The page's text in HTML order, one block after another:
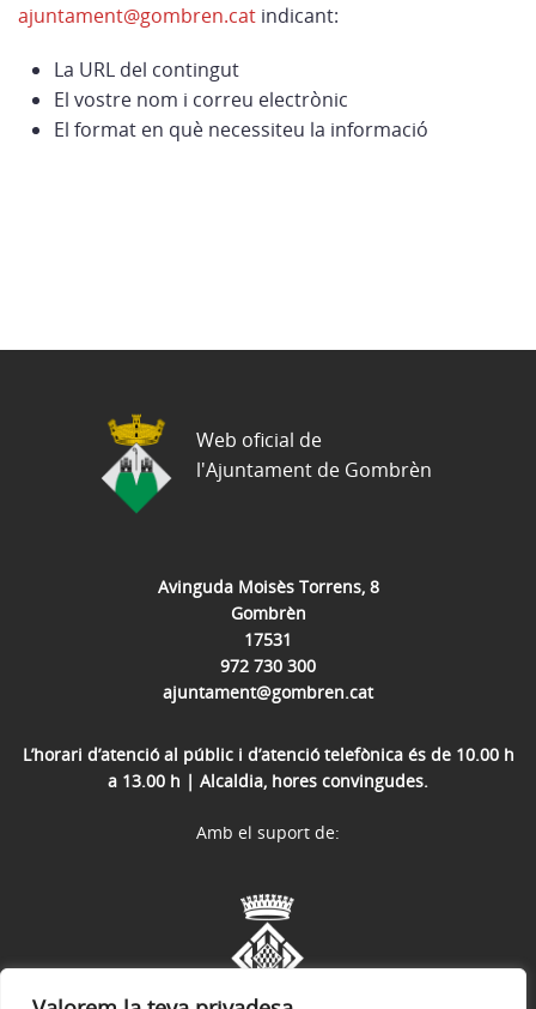
ajuntament@gombren.cat indicant:
La URL del contingut
El vostre nom i correu electrònic
El format en què necessiteu la informació
Avinguda Moisès Torrens, 8
Gombrèn
17531
972 730 300
ajuntament@gombren.cat
L’horari d’atenció al públic i d’atenció telefònica és de 10.00 h
a 13.00 h | Alcaldia, hores convingudes.
Web oficial de
l'Ajuntament de Gombrèn
Amb el suport de: